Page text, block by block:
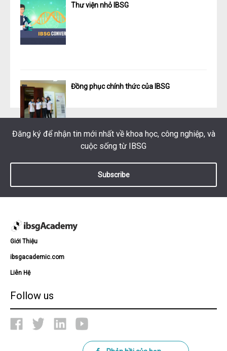
Thư viện nhỏ IBSG
Đồng phục chính thức của IBSG
Đăng ký để nhận tin mới nhất về khoa học, công nghiệp, và
cuộc sống từ IBSG
Subscribe
Giới Thiệu
ibsgacademic.com
Liên Hệ
Follow us